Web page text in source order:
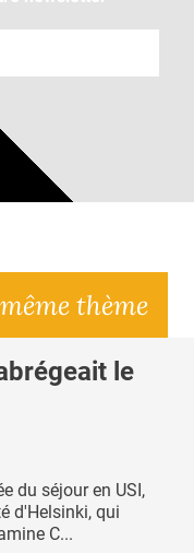
thème
le
du séjour en USI,
d'Helsinki, qui
C...